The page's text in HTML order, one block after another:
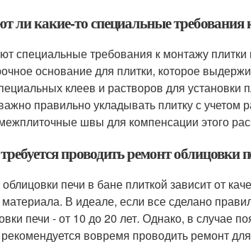
ли какие-то специальные
специальные требования к монтажу
основание для плитки, которое
клеев и растворов для установки
правильно укладывать плитку с учетом
швы для компенсации этого
проводить ремонт облицовки
печи в бане плиткой зависит от
материала. В идеале, если все сделано
печи - от 10 до 20 лет. Однако, в случае
вовремя проводить ремонт